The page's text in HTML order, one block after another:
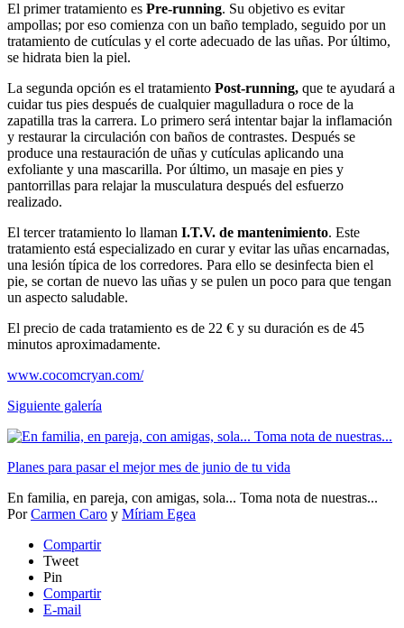
El primer tratamiento es Pre-running. Su objetivo es evitar
ampollas; por eso comienza con un baño templado, seguido por un
tratamiento de cutículas y el corte adecuado de las uñas. Por último,
se hidrata bien la piel.
La segunda opción es el tratamiento Post-running, que te ayudará a
cuidar tus pies después de cualquier magulladura o roce de la
zapatilla tras la carrera. Lo primero será intentar bajar la inflamación
y restaurar la circulación con baños de contrastes. Después se
produce una restauración de uñas y cutículas aplicando una
exfoliante y una mascarilla. Por último, un masaje en pies y
pantorrillas para relajar la musculatura después del esfuerzo
realizado.
El tercer tratamiento lo llaman I.T.V. de mantenimiento. Este
tratamiento está especializado en curar y evitar las uñas encarnadas,
una lesión típica de los corredores. Para ello se desinfecta bien el
pie, se cortan de nuevo las uñas y se pulen un poco para que tengan
un aspecto saludable.
El precio de cada tratamiento es de 22 € y su duración es de 45
minutos aproximadamente.
www.cocomcryan.com/
Siguiente galería
Planes para pasar el mejor mes de junio de tu vida
En familia, en pareja, con amigas, sola... Toma nota de nuestras...
PorCarmen Caro y Míriam Egea
Compartir
Tweet
Pin
Compartir
E-mail